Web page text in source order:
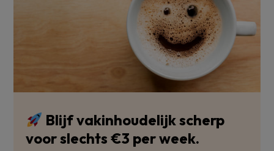
Blijf vakinhoudelijk scherp
voor slechts €3 per week.